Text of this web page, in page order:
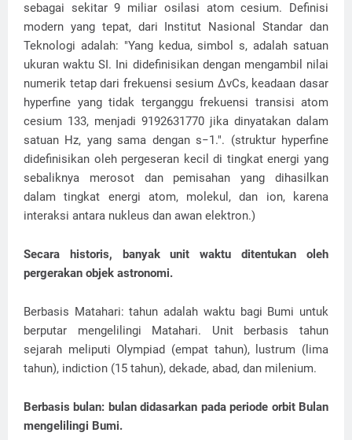
sebagai sekitar 9 miliar osilasi atom cesium. Definisi
modern yang tepat, dari Institut Nasional Standar dan
Teknologi adalah: "Yang kedua, simbol s, adalah satuan
ukuran waktu SI. Ini didefinisikan dengan mengambil nilai
numerik tetap dari frekuensi sesium ΔνCs, keadaan dasar
hyperfine yang tidak terganggu frekuensi transisi atom
cesium 133, menjadi 9192631770 jika dinyatakan dalam
satuan Hz, yang sama dengan s−1.". (struktur hyperfine
didefinisikan oleh pergeseran kecil di tingkat energi yang
sebaliknya merosot dan pemisahan yang dihasilkan
dalam tingkat energi atom, molekul, dan ion, karena
interaksi antara nukleus dan awan elektron.)
Secara historis, banyak unit waktu ditentukan oleh
pergerakan objek astronomi.
Berbasis Matahari: tahun adalah waktu bagi Bumi untuk
berputar mengelilingi Matahari. Unit berbasis tahun
sejarah meliputi Olympiad (empat tahun), lustrum (lima
tahun), indiction (15 tahun), dekade, abad, dan milenium.
Berbasis bulan: bulan didasarkan pada periode orbit Bulan
mengelilingi Bumi.